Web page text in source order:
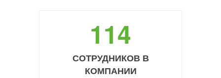
114
СОТРУДНИКОВ В
КОМПАНИИ